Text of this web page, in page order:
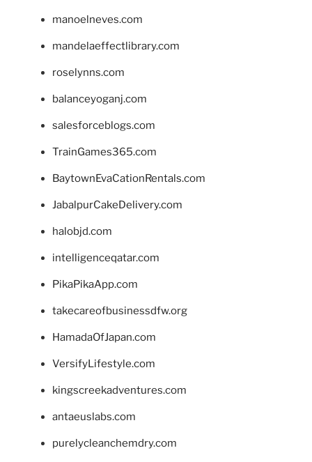
manoelneves.com
mandelaeffectlibrary.com
roselynns.com
balanceyoganj.com
salesforceblogs.com
TrainGames365.com
BaytownEvaCationRentals.com
JabalpurCakeDelivery.com
halobjd.com
intelligenceqatar.com
PikaPikaApp.com
takecareofbusinessdfw.org
HamadaOfJapan.com
VersifyLifestyle.com
kingscreekadventures.com
antaeuslabs.com
purelycleanchemdry.com